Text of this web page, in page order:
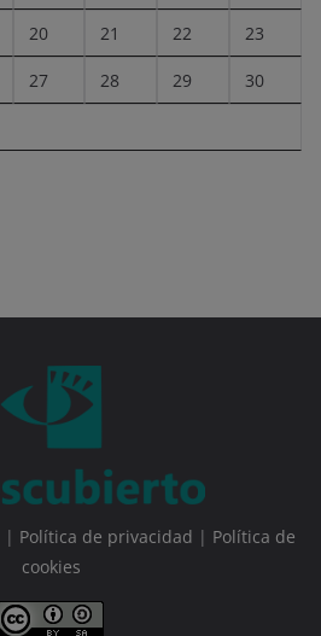
20 21 22 23
27 28 29 30
| Política de privacidad | Política de
cookies